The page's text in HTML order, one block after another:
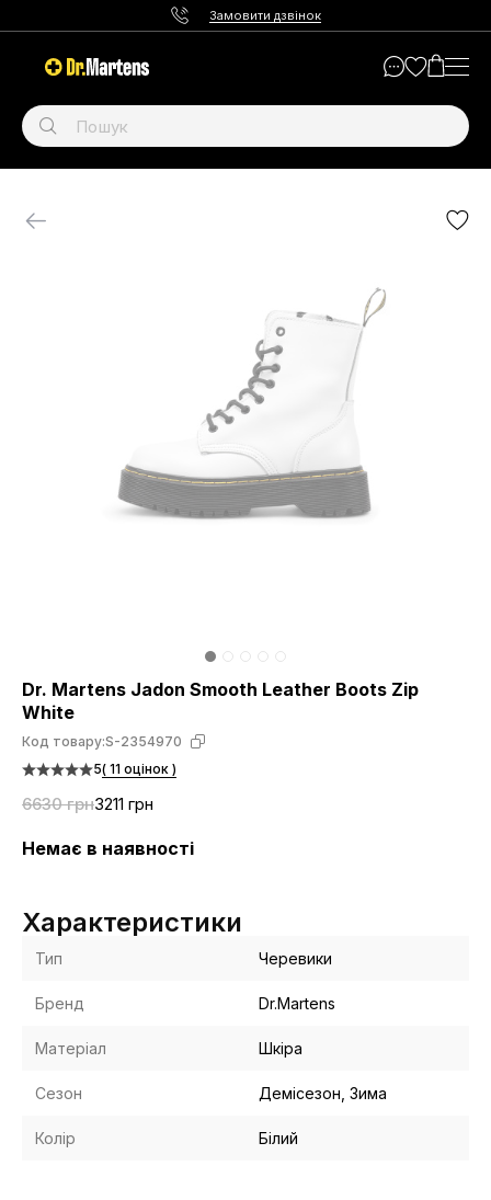
Замовити дзвінок
Dr. Martens Jadon Smooth Leather Boots Zip
White
Код товару:S-2354970
5( 11 оцінок )
6630 грн3211 грн
Немає в наявності
Характеристики
Тип Черевики
Бренд Dr.Martens
Матеріал Шкіра
Сезон Демісезон, Зима
Колір Білий